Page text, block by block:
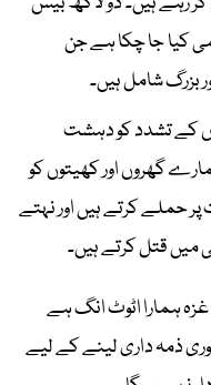
کیا جا چکا ہے جن
بزرگ شامل ہیں۔
کے تشدد کو دہشت
گھروں اور کھیتوں کو
پر حملے کرتے ہیں اور نہتے
میں قتل کرتے ہیں۔
ہمارا اٹوٹ انگ ہے
ذمہ داری لینے کے لیے